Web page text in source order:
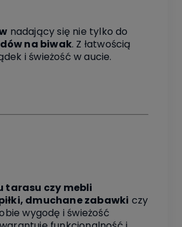
nadający się nie tylko do
na biwak. Z łatwością
i świeżość w aucie.
tarasu czy mebli
dmuchane zabawki czy
wygodę i świeżość